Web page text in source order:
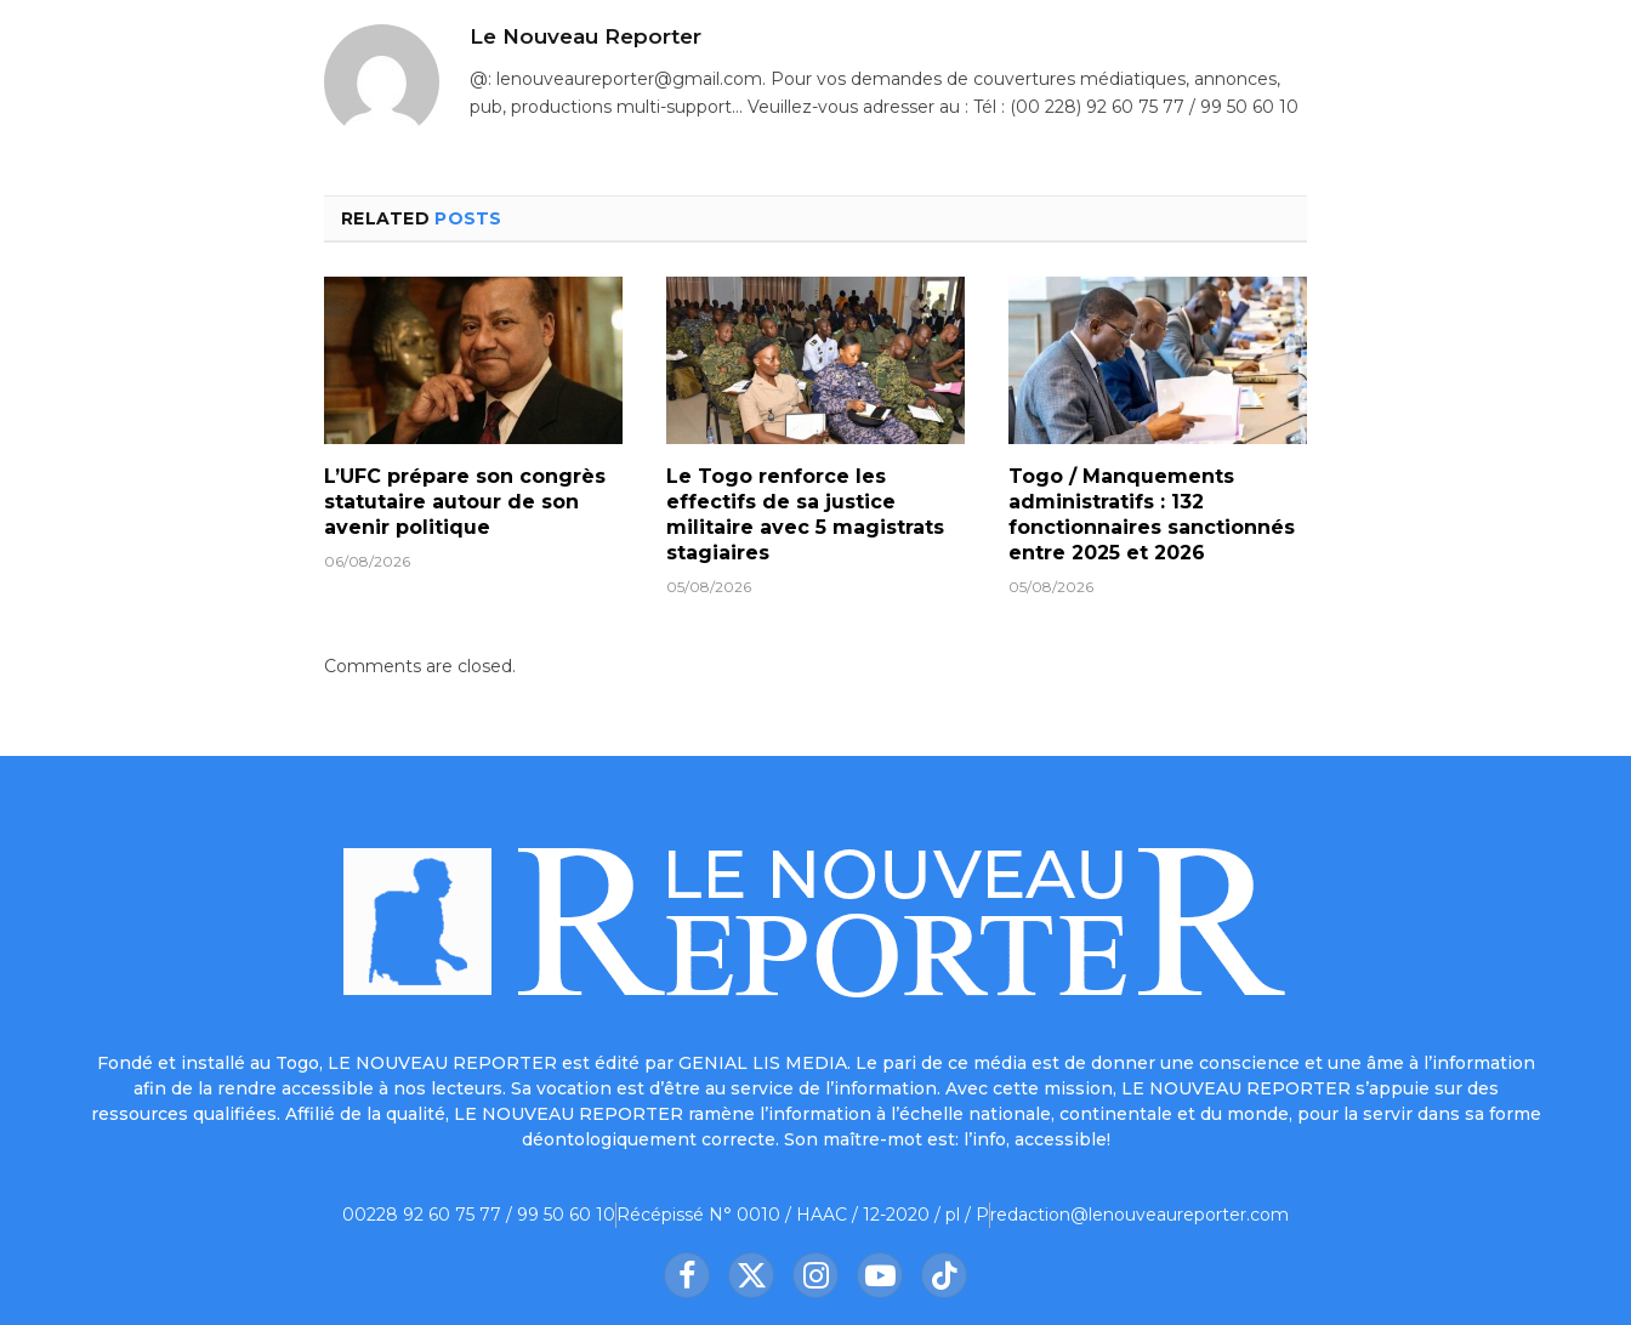
Le Nouveau Reporter
@: lenouveaureporter@gmail.com. Pour vos demandes de couvertures médiatiques, annonces,
pub, productions multi-support… Veuillez-vous adresser au : Tél : (00 228) 92 60 75 77 / 99 50 60 10
RELATED POSTS
L’UFC prépare son congrès
statutaire autour de son
avenir politique
06/08/2026
Le Togo renforce les
effectifs de sa justice
militaire avec 5 magistrats
stagiaires
05/08/2026
Togo / Manquements
administratifs : 132
fonctionnaires sanctionnés
entre 2025 et 2026
05/08/2026
Comments are closed.
Fondé et installé au Togo, LE NOUVEAU REPORTER est édité par GENIAL LIS MEDIA. Le pari de ce média est de donner une conscience et une âme à l’information
afin de la rendre accessible à nos lecteurs. Sa vocation est d’être au service de l’information. Avec cette mission, LE NOUVEAU REPORTER s’appuie sur des
ressources qualifiées. Affilié de la qualité, LE NOUVEAU REPORTER ramène l’information à l’échelle nationale, continentale et du monde, pour la servir dans sa forme
déontologiquement correcte. Son maître-mot est: l’info, accessible!
00228 92 60 75 77 / 99 50 60 10 Récépissé N° 0010 / HAAC / 12-2020 / pl / Predaction@lenouveaureporter.com
Facebook
X
InstagramYouTubeTikTok